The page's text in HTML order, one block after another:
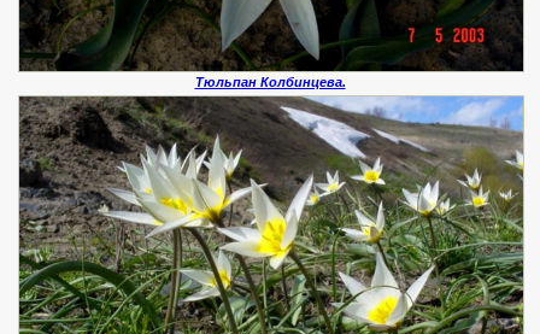
Тюльпан Колбинцева.